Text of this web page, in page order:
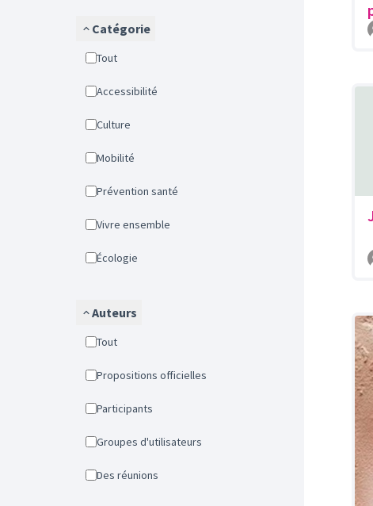
Catégorie
Tout
Accessibilité
Culture
Mobilité
Prévention santé
Vivre ensemble
Écologie
Auteurs
Tout
Propositions officielles
Participants
Groupes d'utilisateurs
Des réunions